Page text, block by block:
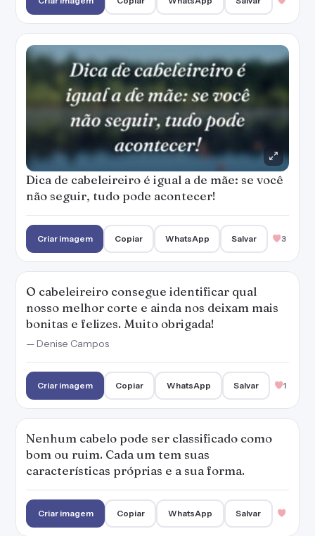
Dica de cabeleireiro é igual a de mãe: se você
não seguir, tudo pode acontecer!
Criar imagem Copiar WhatsApp Salvar 3
O cabeleireiro consegue identificar qual
nosso melhor corte e ainda nos deixam mais
bonitas e felizes. Muito obrigada!
— Denise Campos
Criar imagem Copiar WhatsApp Salvar 1
Nenhum cabelo pode ser classificado como
bom ou ruim. Cada um tem suas
características próprias e a sua forma.
Criar imagem Copiar WhatsApp Salvar